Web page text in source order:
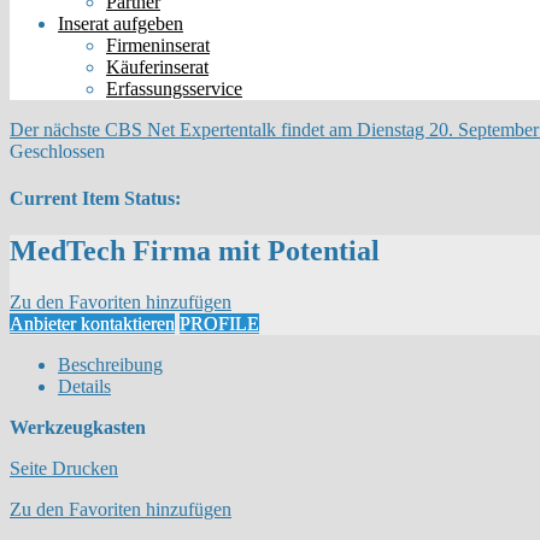
Inserat aufgeben
Firmeninserat
Käuferinserat
Erfassungsservice
Der nächste CBS Net Expertentalk findet am Dienstag 20.
Geschlossen
Current Item Status:
MedTech Firma mit Potential
Zu den Favoriten hinzufügen
Anbieter kontaktieren PROFILE
Beschreibung
Details
Werkzeugkasten
Seite Drucken
Zu den Favoriten hinzufügen